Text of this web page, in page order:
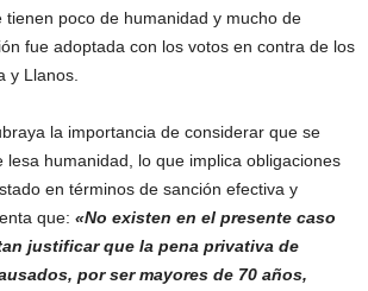
tienen poco de humanidad y mucho de
fue adoptada con los votos en contra de los
y Llanos.
la importancia de considerar que se
lesa humanidad, lo que implica obligaciones
en términos de sanción efectiva y
que: «No existen en el presente caso
justificar que la pena privativa de
por ser mayores de 70 años,